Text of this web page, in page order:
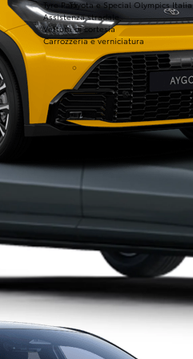
Tyre Park
Assistenza stradale
Vettura di cortesia
Carrozzeria e verniciatura
Toyota e Special Olympics Italia